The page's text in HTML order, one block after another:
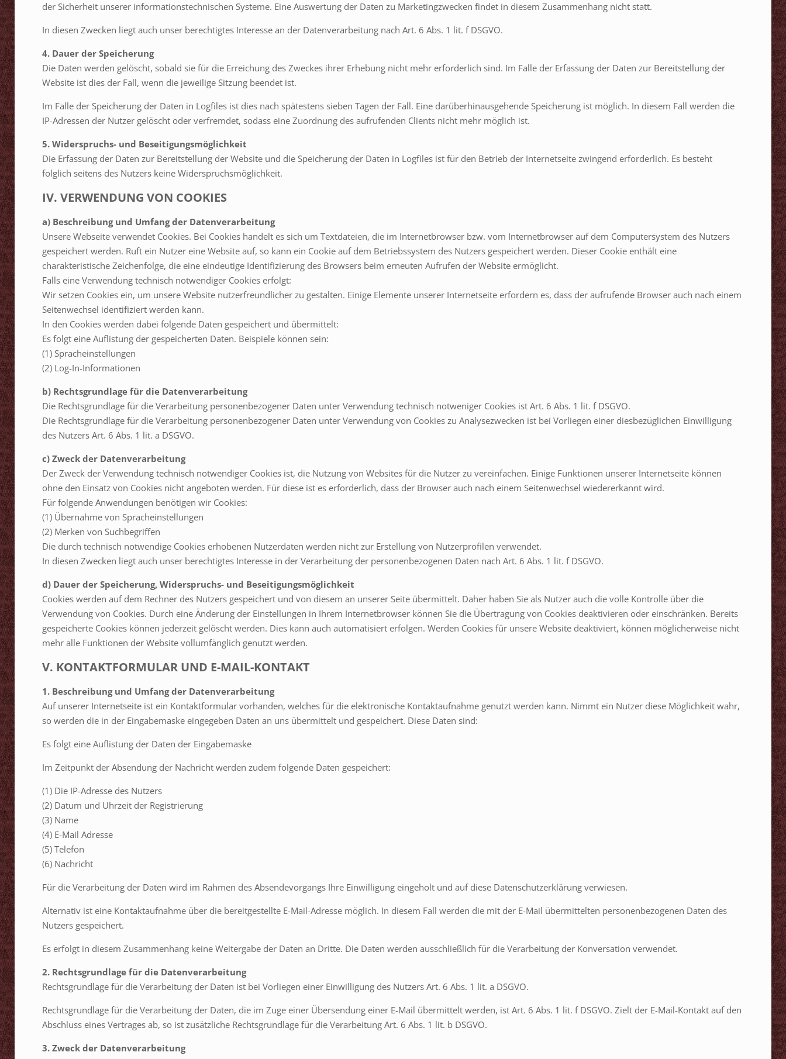
der Sicherheit unserer informationstechnischen Systeme. Eine Auswertung der Daten zu Marketingzwecken findet in diesem Zusammenhang nicht statt.
In diesen Zwecken liegt auch unser berechtigtes Interesse an der Datenverarbeitung nach Art. 6 Abs. 1 lit. f DSGVO.
4. Dauer der Speicherung
Die Daten werden gelöscht, sobald sie für die Erreichung des Zweckes ihrer Erhebung nicht mehr erforderlich sind. Im Falle der Erfassung der Daten zur Bereitstellung der
Website ist dies der Fall, wenn die jeweilige Sitzung beendet ist.
Im Falle der Speicherung der Daten in Logfiles ist dies nach spätestens sieben Tagen der Fall. Eine darüberhinausgehende Speicherung ist möglich. In diesem Fall werden die
IP-Adressen der Nutzer gelöscht oder verfremdet, sodass eine Zuordnung des aufrufenden Clients nicht mehr möglich ist.
5. Widerspruchs- und Beseitigungsmöglichkeit
Die Erfassung der Daten zur Bereitstellung der Website und die Speicherung der Daten in Logfiles ist für den Betrieb der Internetseite zwingend erforderlich. Es besteht
folglich seitens des Nutzers keine Widerspruchsmöglichkeit.
IV. VERWENDUNG VON COOKIES
a) Beschreibung und Umfang der Datenverarbeitung
Unsere Webseite verwendet Cookies. Bei Cookies handelt es sich um Textdateien, die im Internetbrowser bzw. vom Internetbrowser auf dem Computersystem des Nutzers
gespeichert werden. Ruft ein Nutzer eine Website auf, so kann ein Cookie auf dem Betriebssystem des Nutzers gespeichert werden. Dieser Cookie enthält eine
charakteristische Zeichenfolge, die eine eindeutige Identifizierung des Browsers beim erneuten Aufrufen der Website ermöglicht.
Falls eine Verwendung technisch notwendiger Cookies erfolgt:
Wir setzen Cookies ein, um unsere Website nutzerfreundlicher zu gestalten. Einige Elemente unserer Internetseite erfordern es, dass der aufrufende Browser auch nach einem
Seitenwechsel identifiziert werden kann.
In den Cookies werden dabei folgende Daten gespeichert und übermittelt:
Es folgt eine Auflistung der gespeicherten Daten. Beispiele können sein:
(1) Spracheinstellungen
(2) Log-In-Informationen
b) Rechtsgrundlage für die Datenverarbeitung
Die Rechtsgrundlage für die Verarbeitung personenbezogener Daten unter Verwendung technisch notweniger Cookies ist Art. 6 Abs. 1 lit. f DSGVO.
Die Rechtsgrundlage für die Verarbeitung personenbezogener Daten unter Verwendung von Cookies zu Analysezwecken ist bei Vorliegen einer diesbezüglichen Einwilligung
des Nutzers Art. 6 Abs. 1 lit. a DSGVO.
c) Zweck der Datenverarbeitung
Der Zweck der Verwendung technisch notwendiger Cookies ist, die Nutzung von Websites für die Nutzer zu vereinfachen. Einige Funktionen unserer Internetseite können
ohne den Einsatz von Cookies nicht angeboten werden. Für diese ist es erforderlich, dass der Browser auch nach einem Seitenwechsel wiedererkannt wird.
Für folgende Anwendungen benötigen wir Cookies:
(1) Übernahme von Spracheinstellungen
(2) Merken von Suchbegriffen
Die durch technisch notwendige Cookies erhobenen Nutzerdaten werden nicht zur Erstellung von Nutzerprofilen verwendet.
In diesen Zwecken liegt auch unser berechtigtes Interesse in der Verarbeitung der personenbezogenen Daten nach Art. 6 Abs. 1 lit. f DSGVO.
d) Dauer der Speicherung, Widerspruchs- und Beseitigungsmöglichkeit
Cookies werden auf dem Rechner des Nutzers gespeichert und von diesem an unserer Seite übermittelt. Daher haben Sie als Nutzer auch die volle Kontrolle über die
Verwendung von Cookies. Durch eine Änderung der Einstellungen in Ihrem Internetbrowser können Sie die Übertragung von Cookies deaktivieren oder einschränken. Bereits
gespeicherte Cookies können jederzeit gelöscht werden. Dies kann auch automatisiert erfolgen. Werden Cookies für unsere Website deaktiviert, können möglicherweise nicht
mehr alle Funktionen der Website vollumfänglich genutzt werden.
V. KONTAKTFORMULAR UND E-MAIL-KONTAKT
1. Beschreibung und Umfang der Datenverarbeitung
Auf unserer Internetseite ist ein Kontaktformular vorhanden, welches für die elektronische Kontaktaufnahme genutzt werden kann. Nimmt ein Nutzer diese Möglichkeit wahr,
so werden die in der Eingabemaske eingegeben Daten an uns übermittelt und gespeichert. Diese Daten sind:
Es folgt eine Auflistung der Daten der Eingabemaske
Im Zeitpunkt der Absendung der Nachricht werden zudem folgende Daten gespeichert:
(1) Die IP-Adresse des Nutzers
(2) Datum und Uhrzeit der Registrierung
(3) Name
(4) E-Mail Adresse
(5) Telefon
(6) Nachricht
Für die Verarbeitung der Daten wird im Rahmen des Absendevorgangs Ihre Einwilligung eingeholt und auf diese Datenschutzerklärung verwiesen.
Alternativ ist eine Kontaktaufnahme über die bereitgestellte E-Mail-Adresse möglich. In diesem Fall werden die mit der E-Mail übermittelten personenbezogenen Daten des
Nutzers gespeichert.
Es erfolgt in diesem Zusammenhang keine Weitergabe der Daten an Dritte. Die Daten werden ausschließlich für die Verarbeitung der Konversation verwendet.
2. Rechtsgrundlage für die Datenverarbeitung
Rechtsgrundlage für die Verarbeitung der Daten ist bei Vorliegen einer Einwilligung des Nutzers Art. 6 Abs. 1 lit. a DSGVO.
Rechtsgrundlage für die Verarbeitung der Daten, die im Zuge einer Übersendung einer E-Mail übermittelt werden, ist Art. 6 Abs. 1 lit. f DSGVO. Zielt der E-Mail-Kontakt auf den
Abschluss eines Vertrages ab, so ist zusätzliche Rechtsgrundlage für die Verarbeitung Art. 6 Abs. 1 lit. b DSGVO.
3. Zweck der Datenverarbeitung